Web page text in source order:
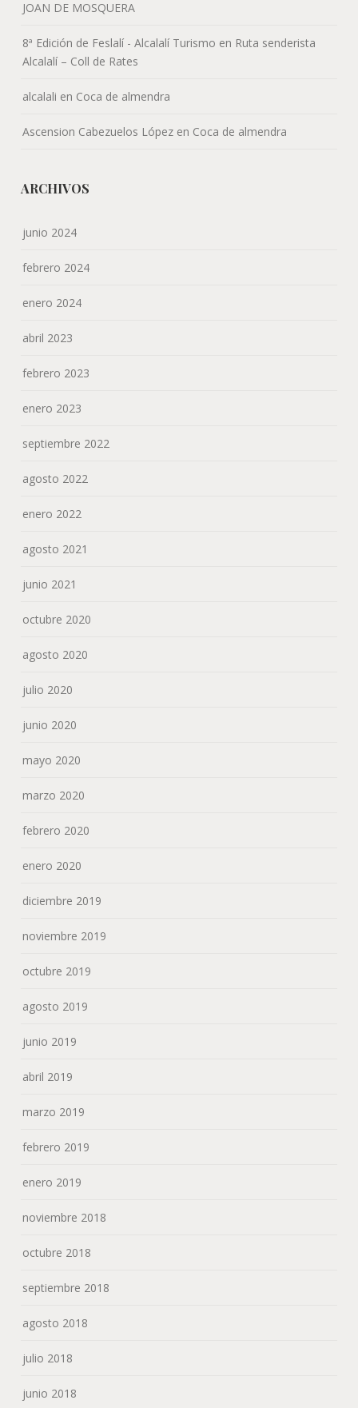
JOAN DE MOSQUERA
8ª Edición de Feslalí - Alcalalí Turismo en Ruta senderista
Alcalalí – Coll de Rates
alcalali en Coca de almendra
Ascension Cabezuelos López en Coca de almendra
ARCHIVOS
junio 2024
febrero 2024
enero 2024
abril 2023
febrero 2023
enero 2023
septiembre 2022
agosto 2022
enero 2022
agosto 2021
junio 2021
octubre 2020
agosto 2020
julio 2020
junio 2020
mayo 2020
marzo 2020
febrero 2020
enero 2020
diciembre 2019
noviembre 2019
octubre 2019
agosto 2019
junio 2019
abril 2019
marzo 2019
febrero 2019
enero 2019
noviembre 2018
octubre 2018
septiembre 2018
agosto 2018
julio 2018
junio 2018